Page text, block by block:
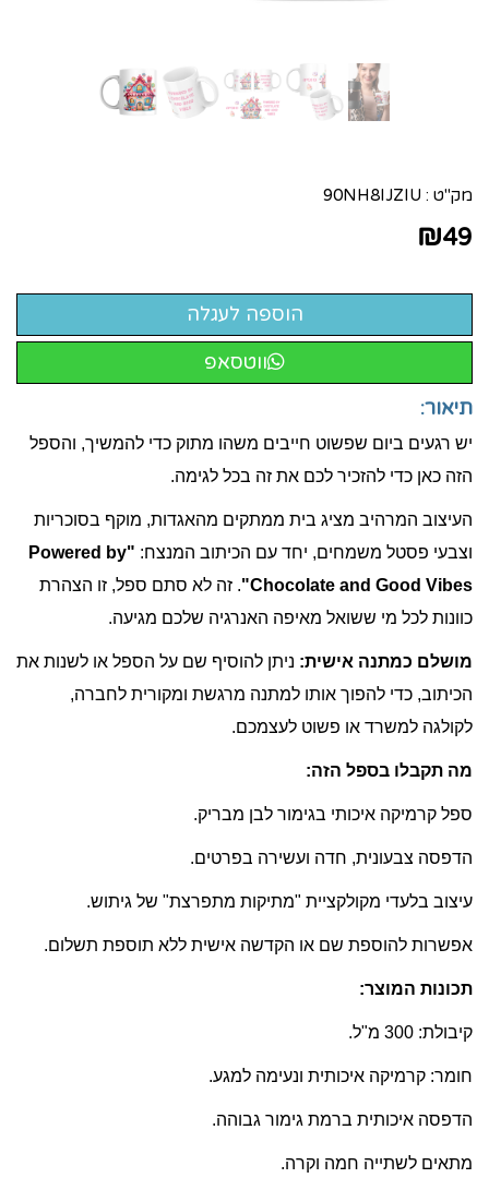
מק"ט : 90NH8IJZIU
₪49
ווטסאפ
תיאור:
יש רגעים ביום שפשוט חייבים משהו מתוק כדי להמשיך, והספל
הזה כאן כדי להזכיר לכם את זה בכל לגימה.
העיצוב המרהיב מציג בית ממתקים מהאגדות, מוקף בסוכריות
וצבעי פסטל משמחים, יחד עם הכיתוב המנצח:
"Powered by
Chocolate and Good Vibes" . זה לא סתם ספל, זו הצהרת
כוונות לכל מי ששואל מאיפה האנרגיה שלכם מגיעה.
מושלם כמתנה אישית: ניתן להוסיף שם על הספל או לשנות את
הכיתוב, כדי להפוך אותו למתנה מרגשת ומקורית לחברה,
לקולגה למשרד או פשוט לעצמכם.
מה תקבלו בספל הזה:
ספל קרמיקה איכותי בגימור לבן מבריק.
הדפסה צבעונית, חדה ועשירה בפרטים.
עיצוב בלעדי מקולקציית "מתיקות מתפרצת" של גיתוש.
אפשרות להוספת שם או הקדשה אישית ללא תוספת תשלום.
תכונות המוצר:
קיבולת: 300 מ"ל.
חומר: קרמיקה איכותית ונעימה למגע.
הדפסה איכותית ברמת גימור גבוהה.
מתאים לשתייה חמה וקרה.